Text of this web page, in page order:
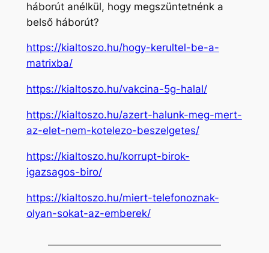
háborút anélkül, hogy megszüntetnénk a
belső háborút?
https://kialtoszo.hu/hogy-kerultel-be-a-
matrixba/
https://kialtoszo.hu/vakcina-5g-halal/
https://kialtoszo.hu/azert-halunk-meg-mert-
az-elet-nem-kotelezo-beszelgetes/
https://kialtoszo.hu/korrupt-birok-
igazsagos-biro/
https://kialtoszo.hu/miert-telefonoznak-
olyan-sokat-az-emberek/